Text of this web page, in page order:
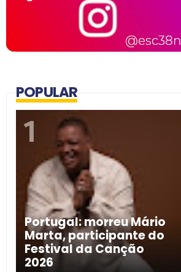
POPULAR
Portugal: morreu Mário
Marta, participante do
Festival da Canção
2026